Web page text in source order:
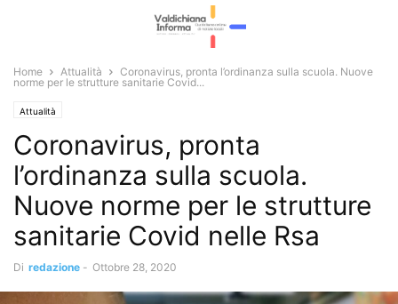
Home Attualità
Coronavirus, pronta l’ordinanza sulla scuola. Nuove
norme per le strutture sanitarie Covid...
Attualità
Coronavirus, pronta
l’ordinanza sulla scuola.
Nuove norme per le strutture
sanitarie Covid nelle Rsa
Di redazione - Ottobre 28, 2020